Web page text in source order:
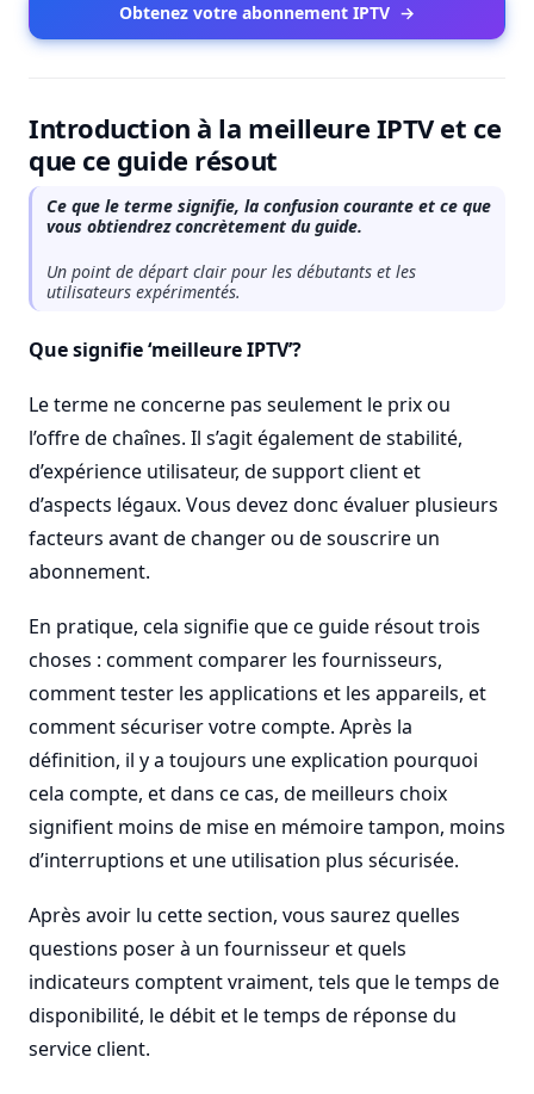
Obtenez votre abonnement IPTV →
Introduction à la meilleure IPTV et ce
que ce guide résout
Ce que le terme signifie, la confusion courante et ce que
vous obtiendrez concrètement du guide.
Un point de départ clair pour les débutants et les
utilisateurs expérimentés.
Que signifie ‘meilleure IPTV’?
Le terme ne concerne pas seulement le prix ou
l’offre de chaînes. Il s’agit également de stabilité,
d’expérience utilisateur, de support client et
d’aspects légaux. Vous devez donc évaluer plusieurs
facteurs avant de changer ou de souscrire un
abonnement.
En pratique, cela signifie que ce guide résout trois
choses : comment comparer les fournisseurs,
comment tester les applications et les appareils, et
comment sécuriser votre compte. Après la
définition, il y a toujours une explication pourquoi
cela compte, et dans ce cas, de meilleurs choix
signifient moins de mise en mémoire tampon, moins
d’interruptions et une utilisation plus sécurisée.
Après avoir lu cette section, vous saurez quelles
questions poser à un fournisseur et quels
indicateurs comptent vraiment, tels que le temps de
disponibilité, le débit et le temps de réponse du
service client.